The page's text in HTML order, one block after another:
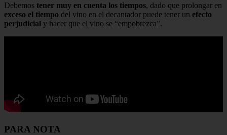
Debemos tener muy en cuenta los tiempos, dado que prolongar en
exceso el tiempo del vino en el decantador puede tener un efecto
perjudicial y hacer que el vino se “empobrezca”.
PARA NOTA